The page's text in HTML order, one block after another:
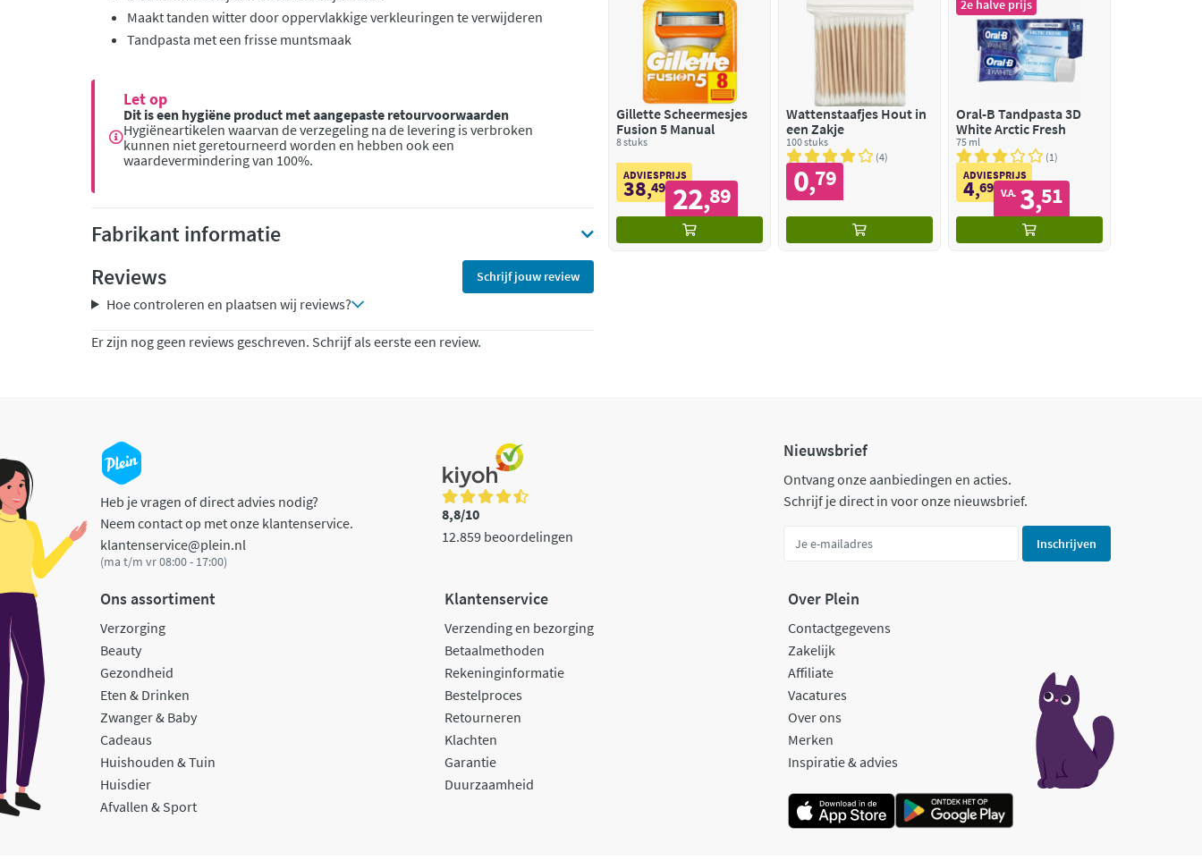
Maakt tanden witter door oppervlakkige verkleuringen te verwijderen
Tandpasta met een frisse muntsmaak
Let op
Dit is een hygiëne product met aangepaste retourvoorwaarden
Hygiëneartikelen waarvan de verzegeling na de levering is verbroken
kunnen niet geretourneerd worden en hebben ook een
waardevermindering van 100%.
Fabrikant informatie
Reviews
Schrijf jouw review
Hoe controleren en plaatsen wij reviews?
Er zijn nog geen reviews geschreven. Schrijf als eerste een review.
Gillette Scheermesjes
Fusion 5 Manual
8 stuks
ADVIESPRIJS
38,49 22,89
Wattenstaafjes Hout in
een Zakje
100 stuks
4
0,79
2e halve prijs
Oral-B Tandpasta 3D
White Arctic Fresh
75 ml
1
ADVIESPRIJS
4,69 V.A. 3,51
Heb je vragen of direct advies nodig?
Neem contact op met onze klantenservice.
klantenservice@plein.nl
(ma t/m vr 08:00 - 17:00)
8,8/10
12.859 beoordelingen
Nieuwsbrief
Ontvang onze aanbiedingen en acties.
Schrijf je direct in voor onze nieuwsbrief.
Inschrijven
Ons assortiment
Verzorging
Beauty
Gezondheid
Eten & Drinken
Zwanger & Baby
Cadeaus
Huishouden & Tuin
Huisdier
Afvallen & Sport
Klantenservice
Verzending en bezorging
Betaalmethoden
Rekeninginformatie
Bestelproces
Retourneren
Klachten
Garantie
Duurzaamheid
Over Plein
Contactgegevens
Zakelijk
Affiliate
Vacatures
Over ons
Merken
Inspiratie & advies